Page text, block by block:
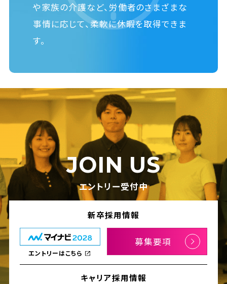
や家族の介護など、労働者のさまざまな
事情に応じて、柔軟に休暇を取得できま
す。
JOIN US
エントリー受付中
新卒採用情報
エントリーはこちら
募集要項
キャリア採用情報